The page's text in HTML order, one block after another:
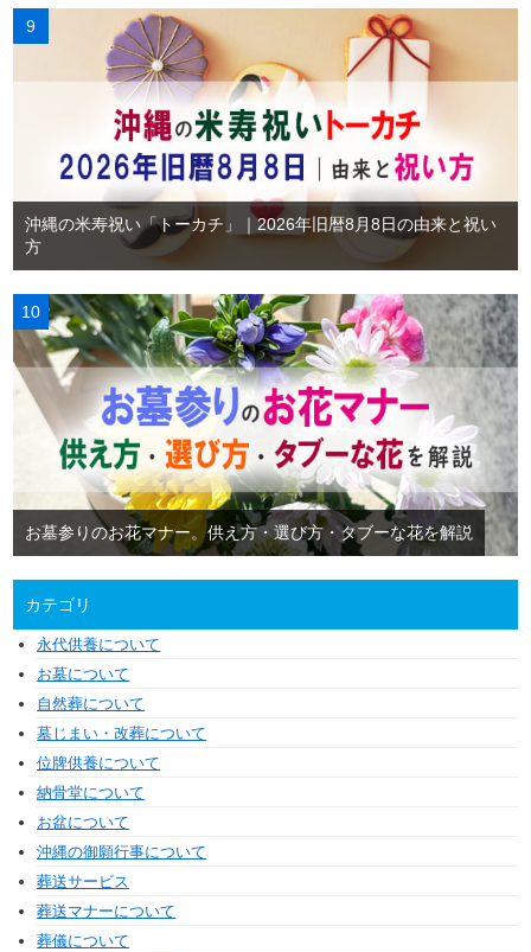
沖縄の米寿祝い「トーカチ」｜2026年旧暦8月8日の由来と祝い
方
お墓参りのお花マナー。供え方・選び方・タブーな花を解説
カテゴリ
永代供養について
お墓について
自然葬について
墓じまい・改葬について
位牌供養について
納骨堂について
お盆について
沖縄の御願行事について
葬送サービス
葬送マナーについて
葬儀について